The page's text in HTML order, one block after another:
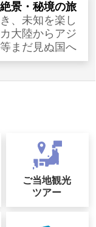
景・秘境の旅
、未知を楽し
大陸からアジ
まだ見ぬ国へ
ご当地観光
ツアー